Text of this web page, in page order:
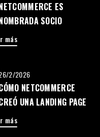
NETCOMMERCE ES
NOMBRADA SOCIO
DE GOOGLE
SEGUNDO AÑO
más
26/2/2026
CÓMO NETCOMMERCE
CREÓ UNA LANDING PAGE
ALTO IMPACTO PARA
PREMIUM
más